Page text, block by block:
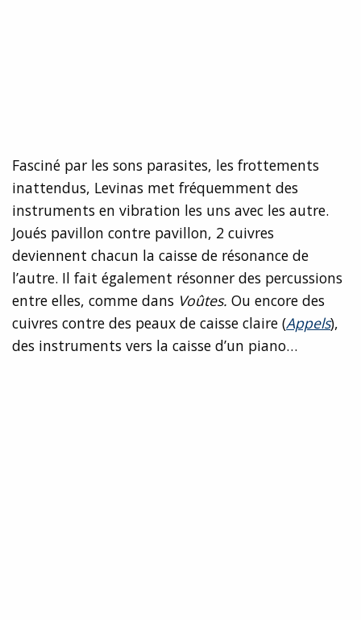
Fasciné par les sons parasites, les frottements
inattendus, Levinas met fréquemment des
instruments en vibration les uns avec les autre.
Joués pavillon contre pavillon, 2 cuivres
deviennent chacun la caisse de résonance de
l’autre. Il fait également résonner des percussions
entre elles, comme dans Voûtes. Ou encore des
cuivres contre des peaux de caisse claire (Appels),
des instruments vers la caisse d’un piano…